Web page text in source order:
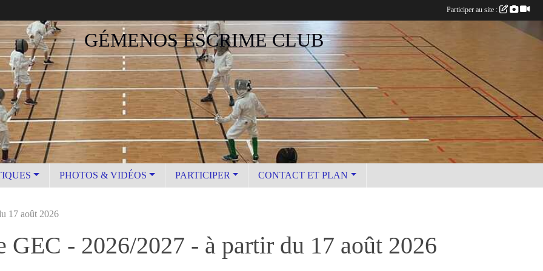
GÉMENOS ESCRIME CLUB
PHOTOS & VIDÉOS PARTICIPER CONTACT ET PLAN
17 août 2026
- 2026/2027 - à partir du 17 août 2026
Participer au site :